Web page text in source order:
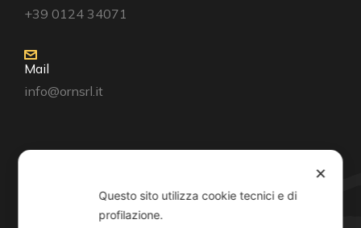
+39 0124 34071
Mail
info@ornsrl.it
✕
Questo sito utilizza cookie tecnici e di
profilazione.